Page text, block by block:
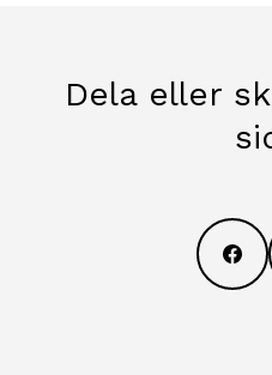
Dela eller